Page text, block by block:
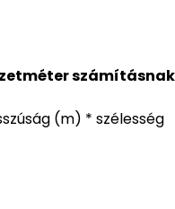
számításnak
(m) * szélesség